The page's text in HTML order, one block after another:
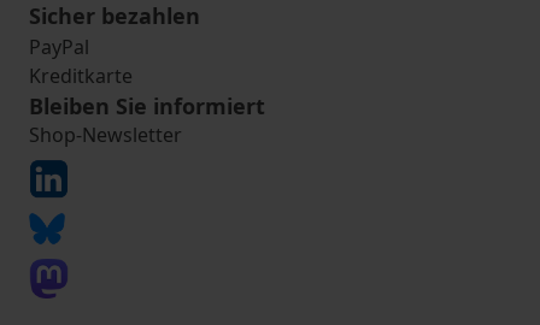
Sicher bezahlen
PayPal
Kreditkarte
Bleiben Sie informiert
Shop-Newsletter